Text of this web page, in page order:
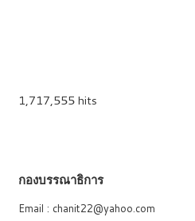
1,717,555 hits
กองบรรณาธิการ
Email : chanit22@yahoo.com